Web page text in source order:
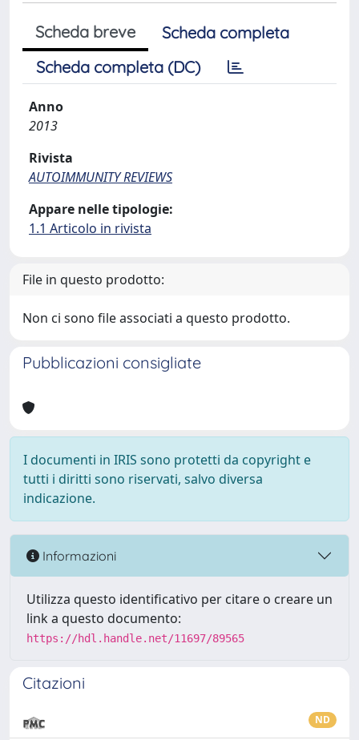
Scheda breve
Scheda completa
Scheda completa (DC)
Anno
2013
Rivista
AUTOIMMUNITY REVIEWS
Appare nelle tipologie:
1.1 Articolo in rivista
File in questo prodotto:
Non ci sono file associati a questo prodotto.
Pubblicazioni consigliate
I documenti in IRIS sono protetti da copyright e
tutti i diritti sono riservati, salvo diversa
indicazione.
Informazioni
Utilizza questo identificativo per citare o creare un
link a questo documento:
https://hdl.handle.net/11697/89565
Citazioni
ND